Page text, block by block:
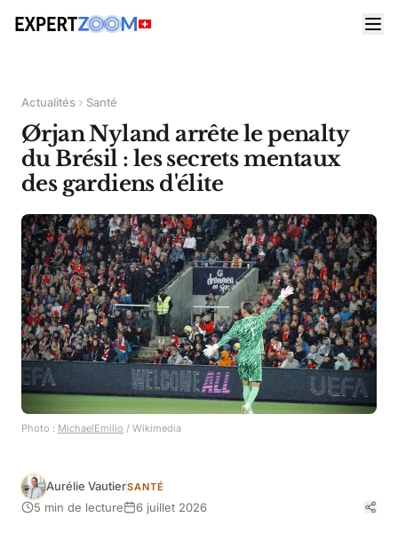
Actualités Santé
Ørjan Nyland arrête le penalty
du Brésil : les secrets mentaux
des gardiens d'élite
Photo : MichaelEmilio / Wikimedia
Aurélie VautierSANTÉ
5 min de lecture 6 juillet 2026